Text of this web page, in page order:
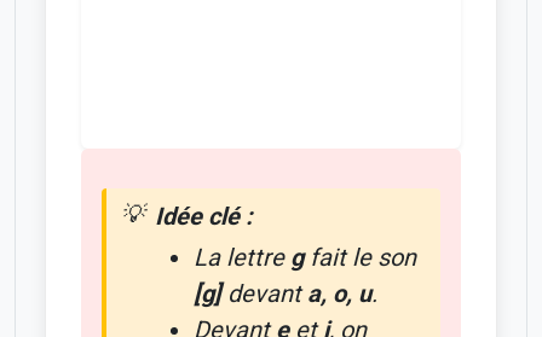
Idée clé :
La lettre gfait le son
[g]devanta, o, u.
Devanteeti, on